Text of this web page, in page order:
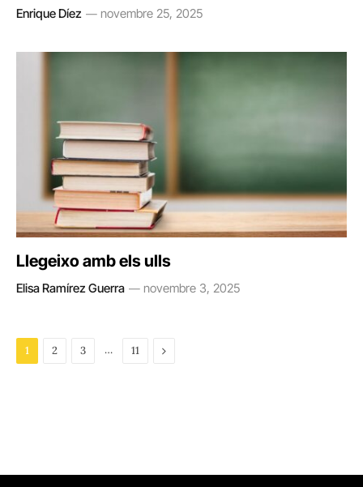
Enrique Díez novembre 25, 2025
Llegeixo amb els ulls
Elisa Ramírez Guerra novembre 3, 2025
1 2 3 … 11 Next